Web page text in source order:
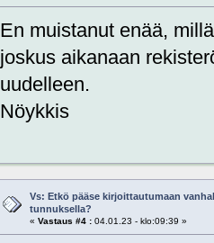
En muistanut enää,
joskus aikanaan
uudelleen.
Nöykkis
Vs: Etkö pääse kirjoittautumaan
tunnuksella?
« Vastaus #4 :04.01.23 - klo:09:39 »